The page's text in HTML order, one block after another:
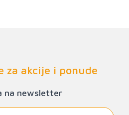
za akcije i ponude
na newsletter